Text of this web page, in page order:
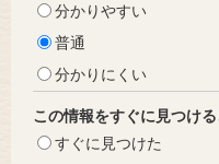
分かりやすい
普通
分かりにくい
この情報をすぐに見つけ
すぐに見つけた